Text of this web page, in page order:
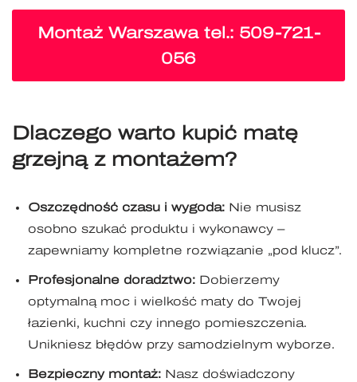
MontażWarszawa tel.: 509-721-
056
Dlaczego warto kupić matę
grzejną z montażem?
Oszczędność czasu i wygoda: Nie musisz
osobno szukać produktu i wykonawcy –
zapewniamy kompletne rozwiązanie „pod klucz”.
Profesjonalne doradztwo: Dobierzemy
optymalną moc i wielkość maty do Twojej
łazienki, kuchni czy innego pomieszczenia.
Unikniesz błędów przy samodzielnym wyborze.
Bezpieczny montaż: Nasz doświadczony